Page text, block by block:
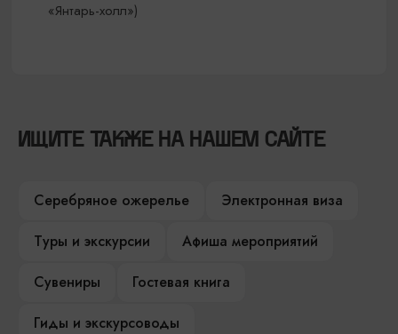
«Янтарь-холл»)
ИЩИТЕ ТАКЖЕ НА НАШЕМ САЙТЕ
Серебряное ожерелье
Электронная виза
Туры и экскурсии
Афиша мероприятий
Сувениры
Гостевая книга
Гиды и экскурсоводы